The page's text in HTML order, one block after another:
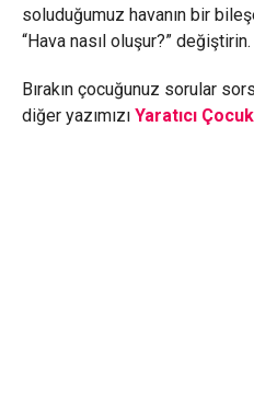
soluduğumuz havanın bir
“Hava nasıl oluşur?” değiştirin.
Bırakın çocuğunuz sorular
diğer yazımızı Yaratıcı Çocuk